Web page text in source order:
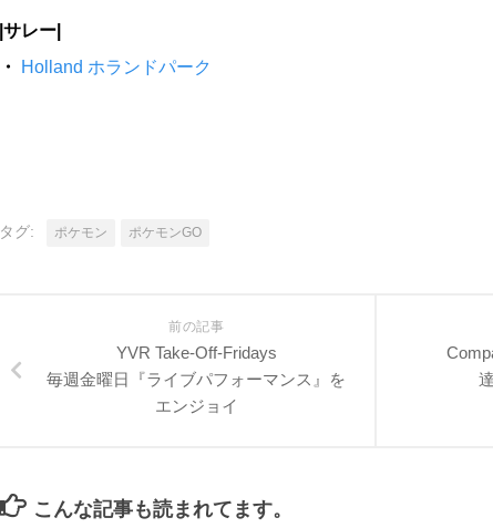
|サレー|
・
Holland ホランドパーク
タグ: ポケモン ポケモンGO
前の記事
YVR Take-Off-Fridays
毎週金曜日『ライブパフォーマンス』を
エンジョイ
こんな記事も読まれてます。